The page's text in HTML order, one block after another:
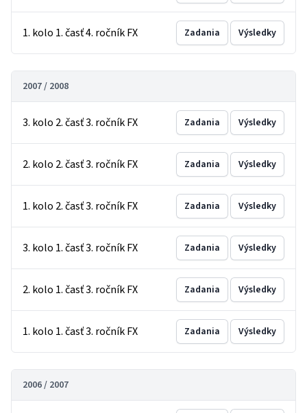
1. kolo 1. časť 4. ročník FX Zadania Výsledky
2007 / 2008
3. kolo 2. časť 3. ročník FX Zadania Výsledky
2. kolo 2. časť 3. ročník FX Zadania Výsledky
1. kolo 2. časť 3. ročník FX Zadania Výsledky
3. kolo 1. časť 3. ročník FX Zadania Výsledky
2. kolo 1. časť 3. ročník FX Zadania Výsledky
1. kolo 1. časť 3. ročník FX Zadania Výsledky
2006 / 2007